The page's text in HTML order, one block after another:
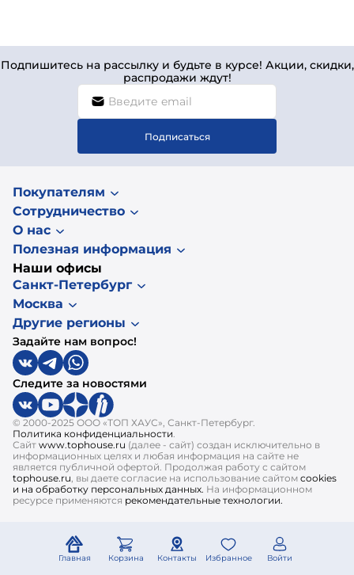
Подпишитесь на рассылку и будьте в курсе! Акции, скидки,
распродажи ждут!
Подписаться
Покупателям
Сотрудничество
О нас
Полезная информация
Наши офисы
Санкт-Петербург
Москва
Другие регионы
Задайте нам вопрос!
Следите за новостями
© 2000-2025 ООО «ТОП ХАУС», Санкт-Петербург.
Политика конфиденциальности.
Сайт www.tophouse.ru (далее - сайт) создан исключительно в
информационных целях и любая информация на сайте не
является публичной офертой. Продолжая работу с сайтом
tophouse.ru, вы даете согласие на использование сайтом cookies
и на обработку персональных данных. На информационном
ресурсе применяются рекомендательные технологии.
Главная Корзина Контакты Избранное Войти